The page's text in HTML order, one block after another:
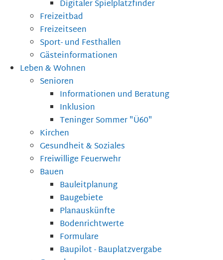
Digitaler Spielplatzfinder
Freizeitbad
Freizeitseen
Sport- und Festhallen
Gästeinformationen
Leben & Wohnen
Senioren
Informationen und Beratung
Inklusion
Teninger Sommer "Ü60"
Kirchen
Gesundheit & Soziales
Freiwillige Feuerwehr
Bauen
Bauleitplanung
Baugebiete
Planauskünfte
Bodenrichtwerte
Formulare
Baupilot - Bauplatzvergabe